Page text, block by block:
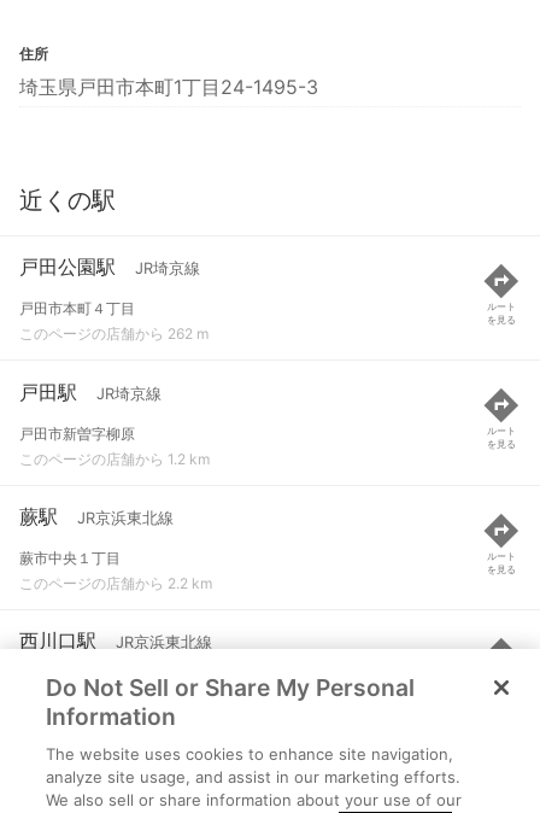
住所
埼玉県戸田市本町1丁目24-1495-3
近くの駅
戸田公園駅 JR埼京線
戸田市本町４丁目
このページの店舗から 262 m
ルート
を見る
戸田駅 JR埼京線
戸田市新曽字柳原
このページの店舗から 1.2 km
ルート
を見る
蕨駅 JR京浜東北線
蕨市中央１丁目
このページの店舗から 2.2 km
ルート
を見る
西川口駅 JR京浜東北線
川口市並木町２丁目
このページの店舗から 2.3 km
ルート
を見る
浮間舟渡駅
北区浮間４丁目
Do Not Sell or Share My Personal
Information
The website uses cookies to enhance site navigation,
analyze site usage, and assist in our marketing efforts.
We also sell or share information about your use of our